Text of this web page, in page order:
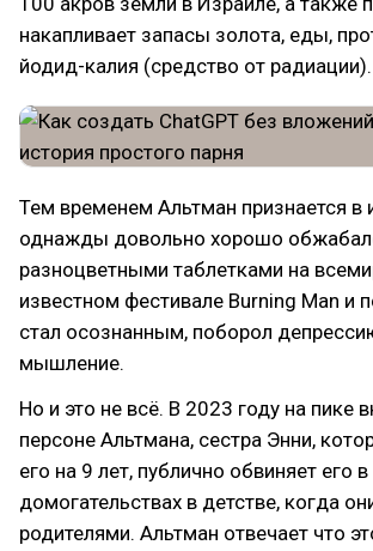
накапливает запасы золота, еды,
йодид-калия (средство от радиации).
Тем временем Альтман признается в
однажды довольно хорошо
разноцветными таблетками на
известном фестивале Burning Man и
стал осознанным, поборол
мышление.
Но и это не всё. В 2023 году на пике
персоне Альтмана, сестра Энни,
его на 9 лет, публично обвиняет его в
домогательствах в детстве, когда
родителями. Альтман отвечает что